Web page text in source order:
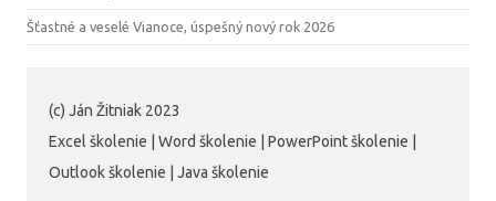
Šťastné a veselé Vianoce, úspešný nový rok 2026
(c) Ján Žitniak 2023
Excel školenie | Word školenie | PowerPoint školenie |
Outlook školenie | Java školenie